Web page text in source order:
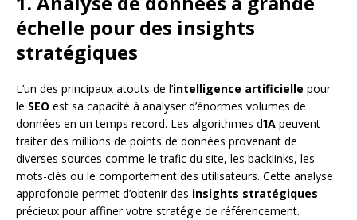
échelle pour des insights
stratégiques
L’un des principaux atouts de l’intelligence artificielle pour
le SEO est sa capacité à analyser d’énormes volumes de
données en un temps record. Les algorithmes d’IA peuvent
traiter des millions de points de données provenant de
diverses sources comme le trafic du site, les backlinks, les
mots-clés ou le comportement des utilisateurs. Cette analyse
approfondie permet d’obtenir des insights stratégiques
précieux pour affiner votre stratégie de référencement.